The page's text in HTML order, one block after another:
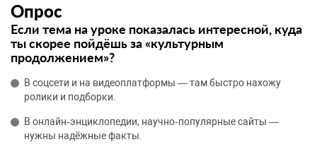
Опрос
Если тема на уроке показалась интересной, куда
ты скорее пойдёшь за «культурным
продолжением»?
В соцсети и на видеоплатформы — там быстро нахожу
ролики и подборки.
В онлайн‑энциклопедии, научно‑популярные сайты —
нужны надёжные факты.